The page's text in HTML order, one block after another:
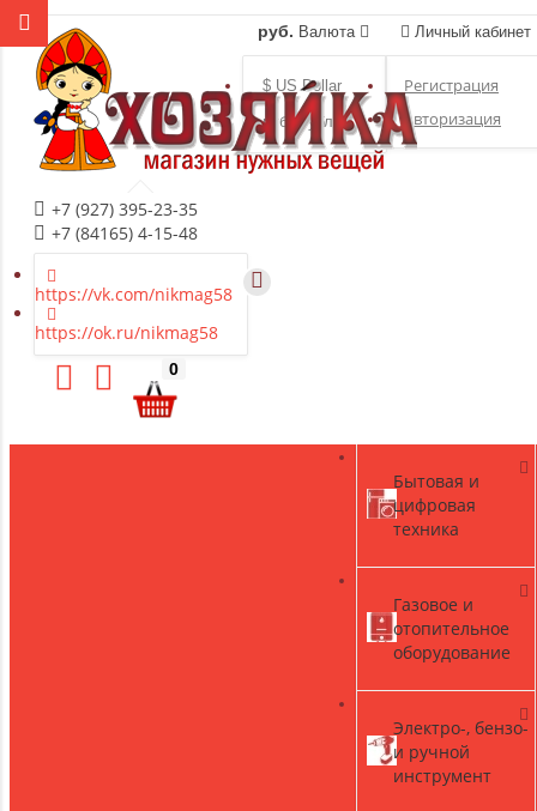
Личный кабинет
Регистрация
Авторизация
руб. Валюта
$ US Dollar
руб. Рубль
+7 (927) 395-23-35
+7 (84165) 4-15-48
https://vk.com/nikmag58
https://ok.ru/nikmag58
0
Бытовая и
цифровая
техника
Газовое и
отопительное
оборудование
Электро-, бензо-
и ручной
инструмент